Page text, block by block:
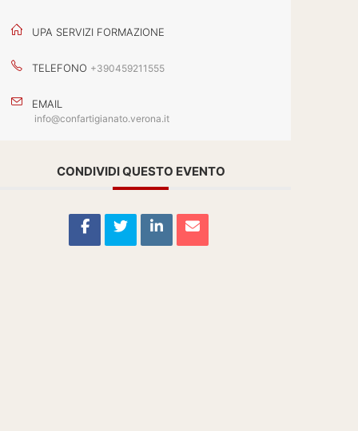
UPA SERVIZI FORMAZIONE
TELEFONO +390459211555
EMAIL
info@confartigianato.verona.it
CONDIVIDI QUESTO EVENTO